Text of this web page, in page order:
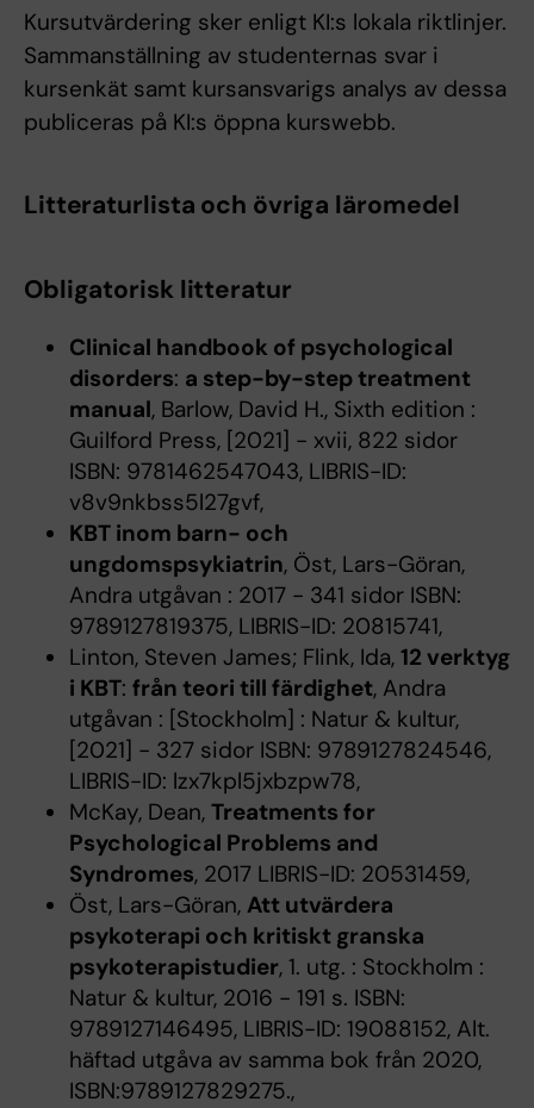
Kursutvärdering sker enligt KI:s lokala riktlinjer.
Sammanställning av studenternas svar i
kursenkät samt kursansvarigs analys av dessa
publiceras på KI:s öppna kurswebb.
Litteraturlista och övriga läromedel
Obligatorisk litteratur
Clinical handbook of psychological
disorders: a step-by-step treatment
manual, Barlow, David H., Sixth edition :
Guilford Press, [2021] - xvii, 822 sidor
ISBN: 9781462547043, LIBRIS-ID:
v8v9nkbss5l27gvf,
KBT inom barn- och
ungdomspsykiatrin, Öst, Lars-Göran,
Andra utgåvan : 2017 - 341 sidor ISBN:
9789127819375, LIBRIS-ID: 20815741,
Linton, Steven James; Flink, Ida, 12 verktyg
i KBT: från teori till färdighet, Andra
utgåvan : [Stockholm] : Natur & kultur,
[2021] - 327 sidor ISBN: 9789127824546,
LIBRIS-ID: lzx7kpl5jxbzpw78,
McKay, Dean, Treatments for
Psychological Problems and
Syndromes, 2017 LIBRIS-ID: 20531459,
Öst, Lars-Göran, Att utvärdera
psykoterapi och kritiskt granska
psykoterapistudier, 1. utg. : Stockholm :
Natur & kultur, 2016 - 191 s. ISBN:
9789127146495, LIBRIS-ID: 19088152, Alt.
häftad utgåva av samma bok från 2020,
ISBN:9789127829275.,